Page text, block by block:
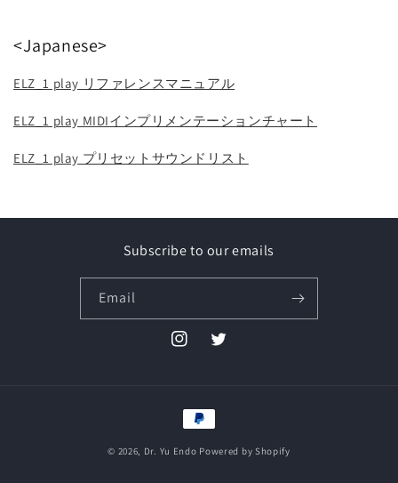
<Japanese>
ELZ_1 play リファレンスマニュアル
ELZ_1 play MIDIインプリメンテーションチャート
ELZ_1 play プリセットサウンドリスト
Subscribe to our emails
Email
InstagramTwitter
Payment
methods
© 2026, Dr. Yu Endo Powered by Shopify